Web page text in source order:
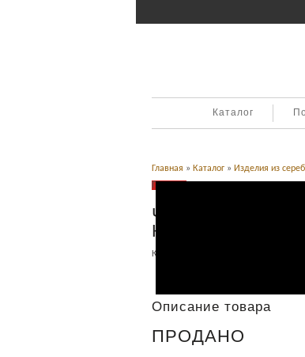
Каталог
Главная » Каталог » Изделия из
Продано
Чайная пара.
Кубачи
Категория:
Описание товара
ПРОДАНО